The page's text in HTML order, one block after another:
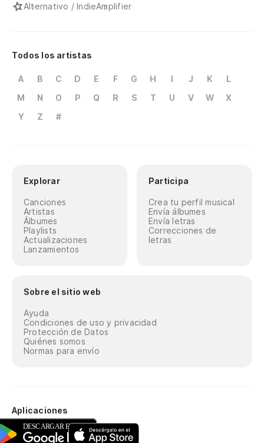
Alternativo / IndieAmplifier
Todos los artistas
A B C D E F G H I J K
L
M
N O P Q R S T U V W
X
Y
Z #
Explorar
Canciones
Artistas
Álbumes
Playlists
Actualizaciones
Lanzamientos
Participa
Crea tu perfil musical
Envía álbumes
Envía letras
Correcciones de
letras
Sobre el sitio web
Ayuda
Condiciones de uso y privacidad
Protección de Datos
Quiénes somos
Normas para envío
Aplicaciones